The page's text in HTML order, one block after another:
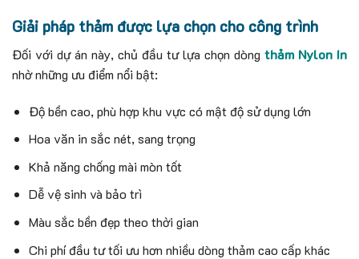
Giải pháp thảm được lựa chọn cho công trình
Đối với dự án này, chủ đầu tư lựa chọn dòng thảm Nylon In
nhờ những ưu điểm nổi bật:
Độ bền cao, phù hợp khu vực có mật độ sử dụng lớn
Hoa văn in sắc nét, sang trọng
Khả năng chống mài mòn tốt
Dễ vệ sinh và bảo trì
Màu sắc bền đẹp theo thời gian
Chi phí đầu tư tối ưu hơn nhiều dòng thảm cao cấp khác